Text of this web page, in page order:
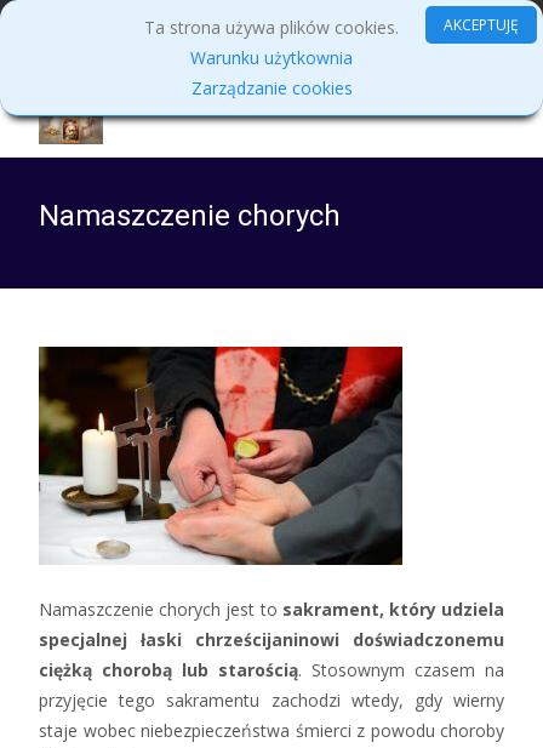
Namaszczenie chorych
Namaszczenie chorych jest to sakrament, który udziela
specjalnej łaski chrześcijaninowi doświadczonemu
ciężką chorobą lub starością. Stosownym czasem na
przyjęcie tego sakramentu zachodzi wtedy, gdy wierny
staje wobec niebezpieczeństwa śmierci z powodu choroby
Ta strona używa plików cookies.
Warunku użytkownia
Zarządzanie cookies
AKCEPTUJĘ